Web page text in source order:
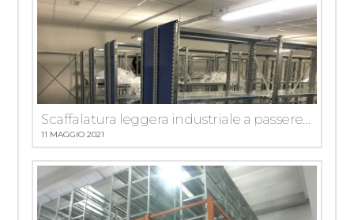
Scaffalatura leggera industriale a passerella installata a Bergamo
11 MAGGIO 2021